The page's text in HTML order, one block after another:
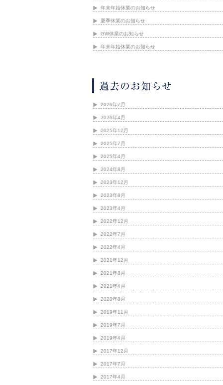
年末年始休業のお知らせ
夏季休業のお知らせ
GW休業のお知らせ
年末年始休業のお知らせ
2026年7月
2026年4月
2025年12月
2025年7月
2025年4月
2024年8月
2023年12月
2023年8月
2023年4月
2022年12月
2022年7月
2022年4月
2021年12月
2021年8月
2021年4月
2020年8月
2019年11月
2019年7月
2019年4月
2017年12月
2017年7月
2017年4月